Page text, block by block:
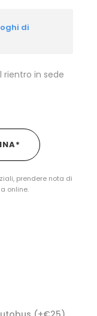
di
rientro in sede
prendere nota di
online.